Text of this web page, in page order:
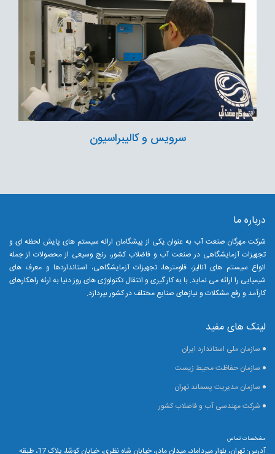
سرویس و کالیبراسیون
درباره ما
شرکت مهرگان صنعت آب به عنوان یکی از پیشگامان ارائه سیستم های پایش لحظه ای و
تجهیزات آزمایشگاهی در صنعت آب و فاضلاب کشور، رنج وسیعی از محصولات از جمله
انواع سیستم های آنالیز، فلومترها، تجهیزات آزمایشگاهی، استانداردها و معرف های
شیمیایی را ارائه می نماید. با به کار گیری و انتقال تکنولوژی های روز دنیا به ارئه راهکارهای
کارآمد و رفع مشکلات و نیازهای صنایع مختلف در کشور بپردازد.
لینک های مفید
سازمان ملی استاندارد ایران
سازمان حفاظت محیط زیست
سازمان مدیریت پسماند تهران
شرکت مهندسی آب و فاضلاب کشور
مشخصات تماس
آدرس: تهران، بلوار میرداماد، میدان مادر، خیابان شاه نظری، خیابان کوشا، پلاک 17، طبقه